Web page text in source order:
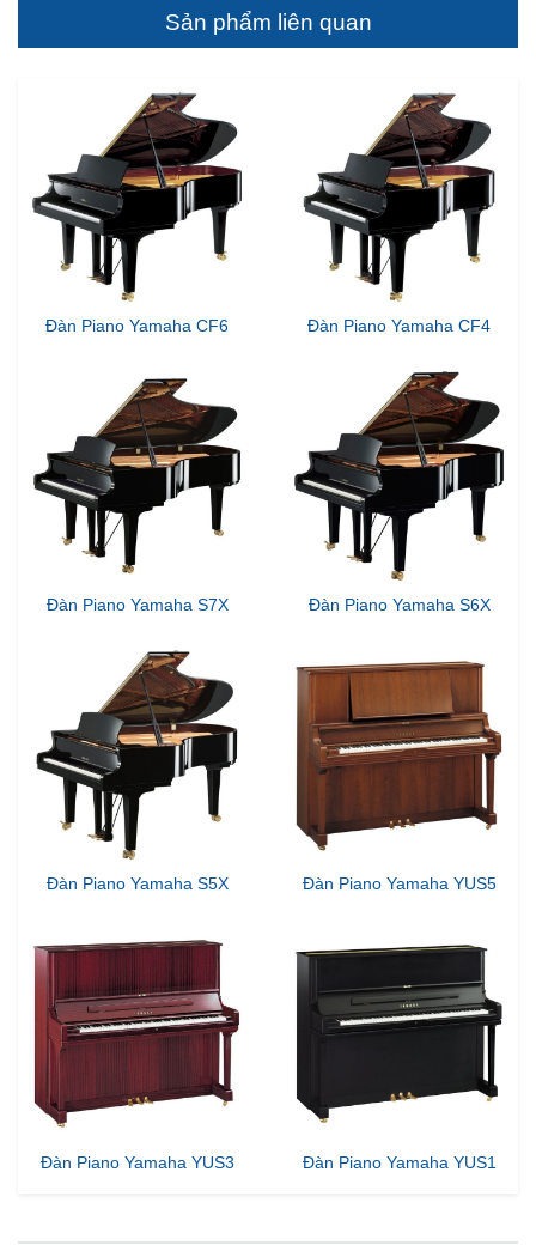
Sản phẩm liên quan
Đàn Piano Yamaha CF6 Đàn Piano Yamaha CF4
Đàn Piano Yamaha S7X Đàn Piano Yamaha S6X
Đàn Piano Yamaha S5X Đàn Piano Yamaha YUS5
Đàn Piano Yamaha YUS3 Đàn Piano Yamaha YUS1